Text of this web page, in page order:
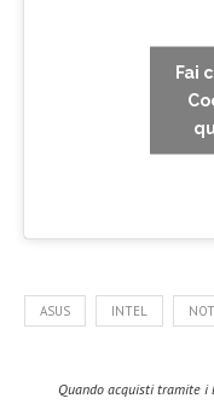
Fai
ASUS INTEL
Quando acquisti tramite i